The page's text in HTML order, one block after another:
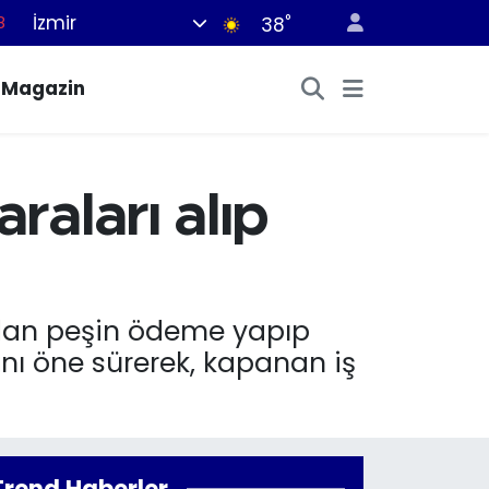
İzmir 38°
Magazin
alıp
peşin ödeme yapıp
öne sürerek, kapanan iş